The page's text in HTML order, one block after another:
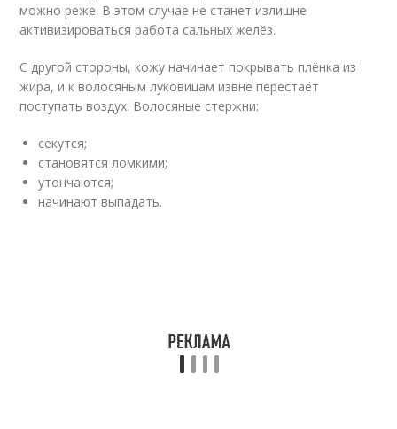
можно реже. В этом случае не станет излишне
активизироваться работа сальных желёз.
С другой стороны, кожу начинает покрывать плёнка из
жира, и к волосяным луковицам извне перестаёт
поступать воздух. Волосяные стержни:
секутся;
становятся ломкими;
утончаются;
начинают выпадать.